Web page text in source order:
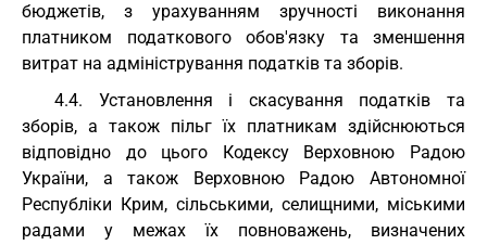
бюджетів, з урахуванням зручності виконання
платником податкового обов'язку та зменшення
витрат на адміністрування податків та зборів.
4.4. Установлення і скасування податків та
зборів, а також пільг їх платникам здійснюються
відповідно до цього Кодексу Верховною Радою
України, а також Верховною Радою Автономної
Республіки Крим, сільськими, селищними, міськими
радами у межах їх повноважень, визначених